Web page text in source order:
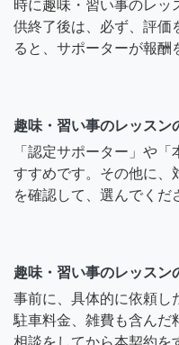
時に趣味・習い事のレッ
供終了後は、必ず、評価
ると、サポーターが報酬
趣味・習い事のレッスン
「認定サポーター」や
すすめです。その他に、
を確認して、選んでくだ
趣味・習い事のレッスン
事前に、具体的に依頼し
駐車料金、雑費も含んだ